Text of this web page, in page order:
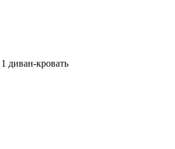
диван-кровать